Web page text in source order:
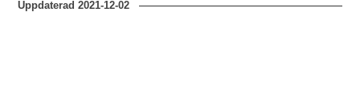
Uppdaterad2021-12-02